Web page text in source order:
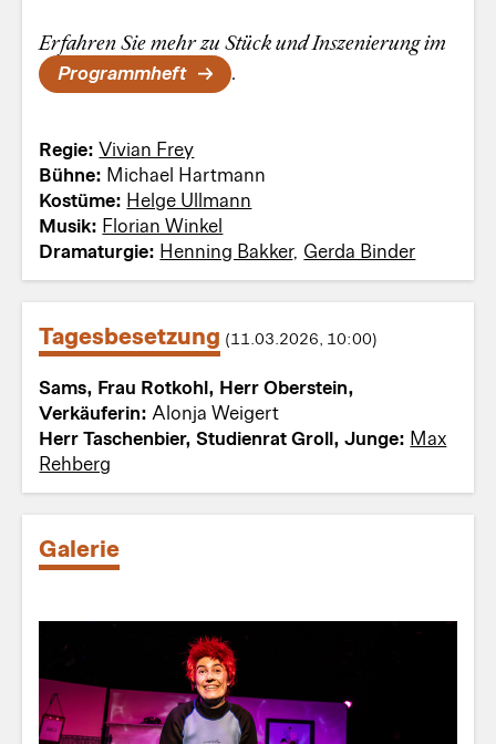
Erfahren Sie mehr zu Stück und Inszenierung im
Programmheft
.
Regie:Vivian Frey
Bühne: Michael Hartmann
Kostüme: Helge Ullmann
Musik: Florian Winkel
Dramaturgie: Henning Bakker, Gerda Binder
Tagesbesetzung (11.03.2026, 10:00)
Sams, Frau Rotkohl, Herr Oberstein,
Verkäuferin:Alonja Weigert
Herr Taschenbier, Studienrat Groll, Junge: Max
Rehberg
Galerie